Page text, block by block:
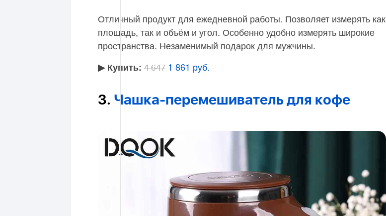
Отличный продукт для ежедневной работы. Позволяет измерять как
площадь, так и объём и угол. Особенно удобно измерять широкие
пространства. Незаменимый подарок для мужчины.
▶︎ Купить: 4 647 1 861 руб.
3. Чашка-перемешиватель для кофе